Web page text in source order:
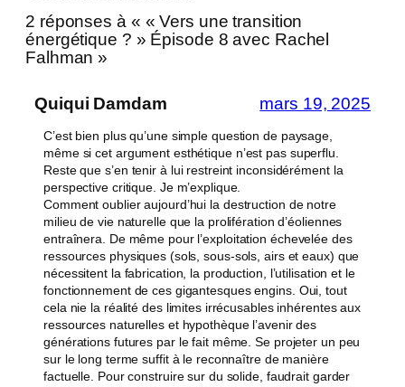
2 réponses à « « Vers une transition
énergétique ? » Épisode 8 avec Rachel
Falhman »
Quiqui Damdam mars 19, 2025
C’est bien plus qu’une simple question de paysage,
même si cet argument esthétique n’est pas superflu.
Reste que s’en tenir à lui restreint inconsidérément la
perspective critique. Je m’explique.
Comment oublier aujourd’hui la destruction de notre
milieu de vie naturelle que la prolifération d’éoliennes
entraînera. De même pour l’exploitation échevelée des
ressources physiques (sols, sous-sols, airs et eaux) que
nécessitent la fabrication, la production, l’utilisation et le
fonctionnement de ces gigantesques engins. Oui, tout
cela nie la réalité des limites irrécusables inhérentes aux
ressources naturelles et hypothèque l’avenir des
générations futures par le fait même. Se projeter un peu
sur le long terme suffit à le reconnaître de manière
factuelle. Pour construire sur du solide, faudrait garder